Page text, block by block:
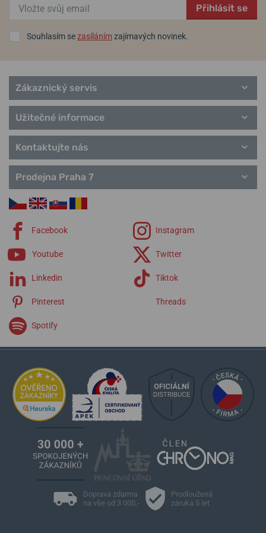
Astron
Kinetic
Presage
Samurai
Přihlásit se
Souhlasím sezasílánímzajímavých novinek.
Zákaznický servis
Užitečné informace
Kontaktujte nás
Prodejna Praha 7
Facebook Instagram
Youtube Twitter
Linkedin Tiktok
Pinterest Threads
Spotify
Doprava zdarma
na vše od 3 000,-
Prodloužená
záruka 5 let